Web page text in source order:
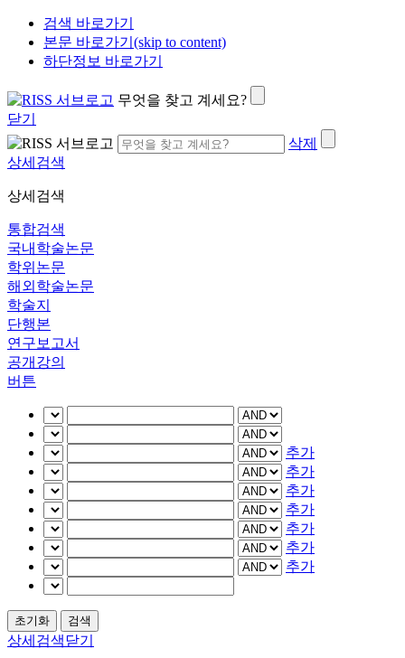
검색 바로가기
본문 바로가기(skip to content)
하단정보 바로가기
무엇을 찾고 계세요?
닫기
삭제
상세검색
상세검색
통합검색
국내학술논문
학위논문
해외학술논문
학술지
단행본
연구보고서
공개강의
버튼
추가
추가
추가
추가
추가
추가
추가
상세검색닫기